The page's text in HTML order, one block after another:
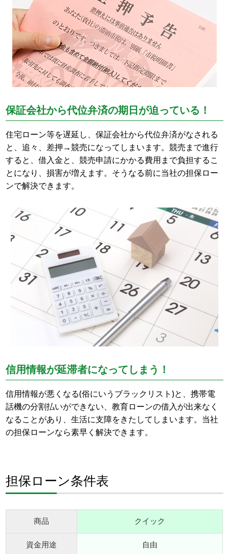
保証会社から代位弁済の期日が迫っている！
住宅ローン等を遅延し、保証会社から代位弁済がなされる
と、追々、差押→競売になってしまいます。競売まで進行
すると、借入金と、競売申請にかかる費用まで負担するこ
とになり、損害が増えます。そうなる前に当社の担保ロー
ンで解決できます。
信用情報が延滞者になってしまう！
信用情報が悪くなる(俗にいうブラックリスト)と、携帯電
話機の分割払いができない、教育ローンの借入が出来なく
なることがあり、生活に支障をきたしてしまいます。当社
の担保ローンなら素早く解決できます。
担保ローン条件表
商品 クイック
資金用途 自由